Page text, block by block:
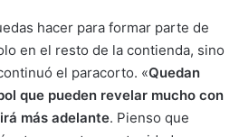
hacer para formar parte de
en el resto de la contienda, sino
el paracorto. «Quedan
que pueden revelar mucho con
más adelante. Pienso que